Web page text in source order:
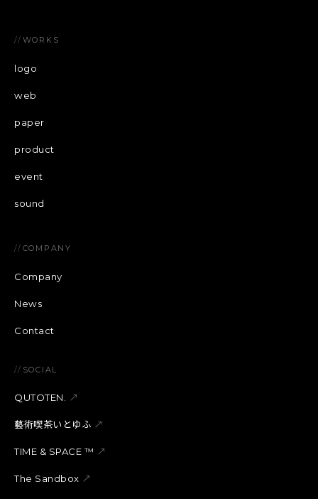
// WORKS
logo
web
paper
product
event
sound
// COMPANY
Company
News
Contact
// SOCIAL
QUTOTEN. ↗
藝術喫茶いとゆふ ↗
TIME & SPACE ™︎ ↗
The Sandbox ↗